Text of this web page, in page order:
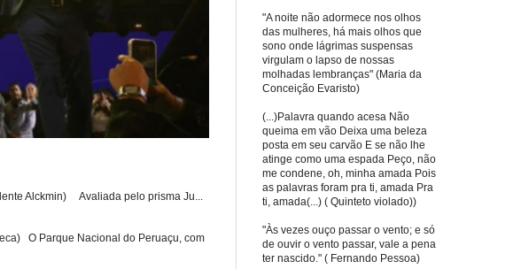
Alckmin) Avaliada pelo prisma Ju...
O Parque Nacional do Peruaçu, com
"A noite não adormece nos olhos
das mulheres, há mais olhos que
sono onde lágrimas suspensas
virgulam o lapso de nossas
molhadas lembranças" (Maria da
Conceição Evaristo)
(...)Palavra quando acesa Não
queima em vão Deixa uma beleza
posta em seu carvão E se não lhe
atinge como uma espada Peço, não
me condene, oh, minha amada Pois
as palavras foram pra ti, amada Pra
ti, amada(...) ( Quinteto violado))
"Às vezes ouço passar o vento; e só
de ouvir o vento passar, vale a pena
ter nascido." ( Fernando Pessoa)